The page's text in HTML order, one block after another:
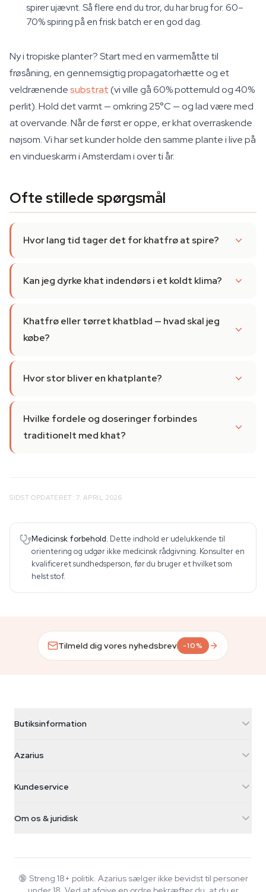
spirer ujævnt. Så flere end du tror, du har brug for. 60–
70% spiring på en frisk batch er en god dag.
Ny i tropiske planter? Start med en varmemåtte til
frøsåning, en gennemsigtig propagatorhætte og et
veldrænendesubstrat(vi ville gå 60% pottemuld og 40%
perlit). Hold det varmt — omkring 25°C — og lad være med
at overvande. Når de først er oppe, er khat overraskende
nøjsom. Vi har set kunder holde den samme plante i live på
en vindueskarm i Amsterdam i over ti år.
Ofte stillede spørgsmål
Hvor lang tid tager det for khatfrø at spire?
Kan jeg dyrke khat indendørs i et koldt klima?
Khatfrø eller tørret khatblad — hvad skal jeg
købe?
Hvor stor bliver en khatplante?
Hvilke fordele og doseringer forbindes
traditionelt med khat?
SIDST OPDATERET: 7. APRIL 2026
Medicinsk forbehold. Dette indhold er udelukkende til
orientering og udgør ikke medicinsk rådgivning. Konsulter en
kvalificeret sundhedsperson, før du bruger et hvilket som
helst stof.
Tilmeld dig vores nyhedsbrev -10%
Butiksinformation
Galvaniweg 11
Nederland
+31(0)204897914
Azarius
Smokeshop
Kundeservice
Returpolitik
FAQ
Om os & juridisk
Wiki
Blog
🔞 Streng 18+ politik. Azarius sælger ikke bevidst til personer